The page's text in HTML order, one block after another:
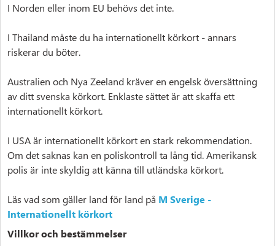
I Norden eller inom EU behövs det inte.
I Thailand måste du ha internationellt körkort - annars
riskerar du böter.
Australien och Nya Zeeland kräver en engelsk översättning
av ditt svenska körkort. Enklaste sättet är att skaffa ett
internationellt körkort.
I USA är internationellt körkort en stark rekommendation.
Om det saknas kan en poliskontroll ta lång tid. Amerikansk
polis är inte skyldig att känna till utländska körkort.
Läs vad som gäller land för land på M Sverige -
Internationellt körkort
Villkor och bestämmelser